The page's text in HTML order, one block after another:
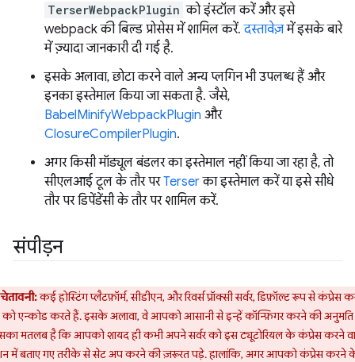
TerserWebpackPlugin को इंस्टॉल करें और इसे
webpack की बिल्ड प्रोसेस में शामिल करें.दस्तावेज़में इसके बारे
में ज़्यादा जानकारी दी गई है.
इसके अलावा, छोटा करने वाले अन्य प्लगिन भी उपलब्ध हैं और
इनका इस्तेमाल किया जा सकता है. जैसे,
BabelMinifyWebpackPlugin और
ClosureCompilerPlugin.
अगर किसी मॉड्यूल बंडलर का इस्तेमाल नहीं किया जा रहा है, तो
सीएलआई टूल के तौर परTerserका इस्तेमाल करें या इसे सीधे
तौर पर डिपेंडेंसी के तौर पर शामिल करें.
संपीड़न
चेतावनी:कई होस्टिंग प्लैटफ़ॉर्म, सीडीएन, और रिवर्स प्रॉक्सी सर्वर, डिफ़ॉल्ट रूप से कंप्रेस
एन्कोड करते हैं. इसके अलावा, वे आपको आसानी से इन्हें कॉन्फ़िगर करने की
मतलब है कि आपको शायद ही कभी अपने सर्वर को इस ट्यूटोरियल के कंप्रेस करने
में बताए गए तरीके से सेट अप करने की ज़रूरत पड़े. हालांकि, अगर आपको कंप्रेस करने